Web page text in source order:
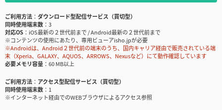
ご利用方法
ダウンロード型配信サービス（買切型）
同時使用端末数
3
対応OS
iOS最新の２世代前まで / Android最新の２世代前まで
※コンテンツの使用にあたり、専用ビューアisho.jpが必要
※Androidは、Android２世代前の端末のうち、国内キャリア経由で販売されている端
末（Xperia、GALAXY、AQUOS、ARROWS、Nexusなど）にて動作確認しています
必要メモリ容量
60 MB以上
ご利用方法
アクセス型配信サービス（買切型）
同時使用端末数
1
※インターネット経由でのWEBブラウザによるアクセス参照